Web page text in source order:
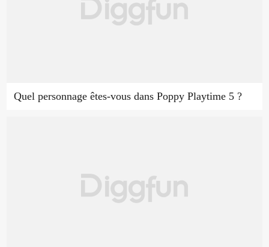
Quel personnage êtes-vous dans Poppy Playtime 5 ?